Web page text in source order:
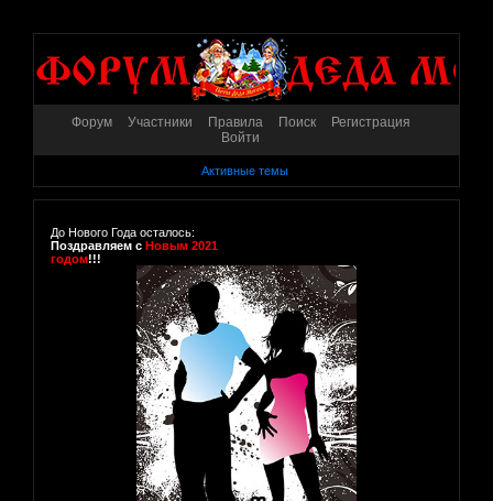
Форум Участники Правила Поиск
Регистрация
Войти
Активные темы
До Нового Года осталось:
Поздравляем с Новым 2021
годом!!!